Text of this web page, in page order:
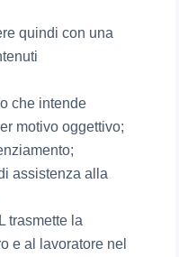
quindi con una
che intende
motivo oggettivo;
assistenza alla
trasmette la
e al lavoratore nel